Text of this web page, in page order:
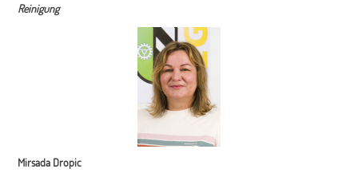
Reinigung
Mirsada Dropic